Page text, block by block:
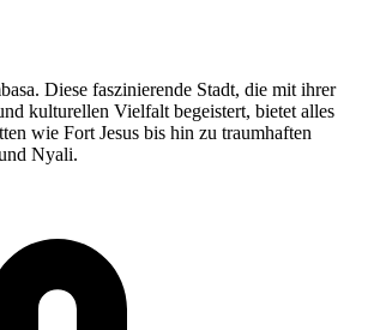
Diese faszinierende Stadt, die mit ihrer
kulturellen Vielfalt begeistert, bietet alles
wie Fort Jesus bis hin zu traumhaften
Nyali.